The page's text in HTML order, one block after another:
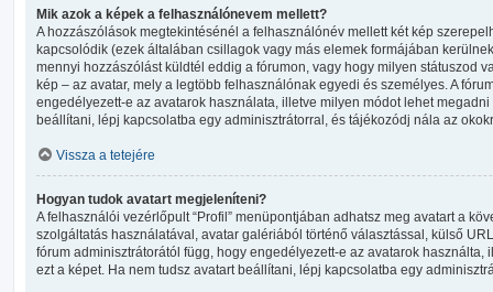
Mik azok a képek a felhasználónevem mellett?
A hozzászólások megtekintésénél a felhasználónév mellett két kép
kapcsolódik (ezek általában csillagok vagy más elemek formájában
mennyi hozzászólást küldtél eddig a fórumon, vagy hogy milyen státuszod
kép – az avatar, mely a legtöbb felhasználónak egyedi és személyes. A
engedélyezett-e az avatarok használata, illetve milyen módot lehet
beállítani, lépj kapcsolatba egy adminisztrátorral, és tájékozódj nála az
Vissza a tetejére
Hogyan tudok avatart megjeleníteni?
A felhasználói vezérlőpult “Profil” menüpontjában adhatsz meg avatart a
szolgáltatás használatával, avatar galériából történő választással, külső
fórum adminisztrátorától függ, hogy engedélyezett-e az avatarok
ezt a képet. Ha nem tudsz avatart beállítani, lépj kapcsolatba egy